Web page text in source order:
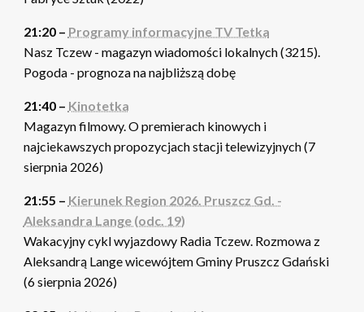
21:20 – Programy informacyjne TV Tetka
Nasz Tczew - magazyn wiadomości lokalnych (3215).
Pogoda - prognoza na najbliższą dobę
21:40 – Kinotetka
Magazyn filmowy. O premierach kinowych i
najciekawszych propozycjach stacji telewizyjnych (7
sierpnia 2026)
21:55 – Kierunek Region 2026. Pruszcz Gd. -
Aleksandra Lange (odc. 19)
Wakacyjny cykl wyjazdowy Radia Tczew. Rozmowa z
Aleksandrą Lange wicewójtem Gminy Pruszcz Gdański
(6 sierpnia 2026)